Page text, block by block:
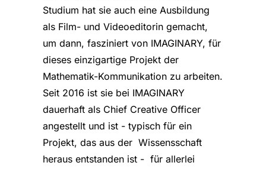
Studium hat sie auch eine Ausbildung
als Film- und Videoeditorin gemacht,
um dann, fasziniert von IMAGINARY, für
dieses einzigartige Projekt der
Mathematik-Kommunikation zu arbeiten.
Seit 2016 ist sie bei IMAGINARY
dauerhaft als Chief Creative Officer
angestellt und ist - typisch für ein
Projekt, das aus der Wissensschaft
heraus entstanden ist - für allerlei